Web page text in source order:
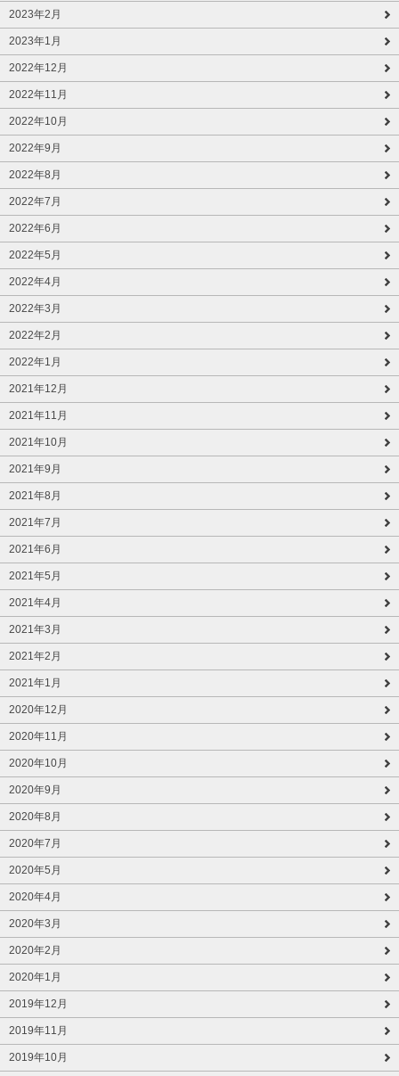
2023年2月
2023年1月
2022年12月
2022年11月
2022年10月
2022年9月
2022年8月
2022年7月
2022年6月
2022年5月
2022年4月
2022年3月
2022年2月
2022年1月
2021年12月
2021年11月
2021年10月
2021年9月
2021年8月
2021年7月
2021年6月
2021年5月
2021年4月
2021年3月
2021年2月
2021年1月
2020年12月
2020年11月
2020年10月
2020年9月
2020年8月
2020年7月
2020年5月
2020年4月
2020年3月
2020年2月
2020年1月
2019年12月
2019年11月
2019年10月